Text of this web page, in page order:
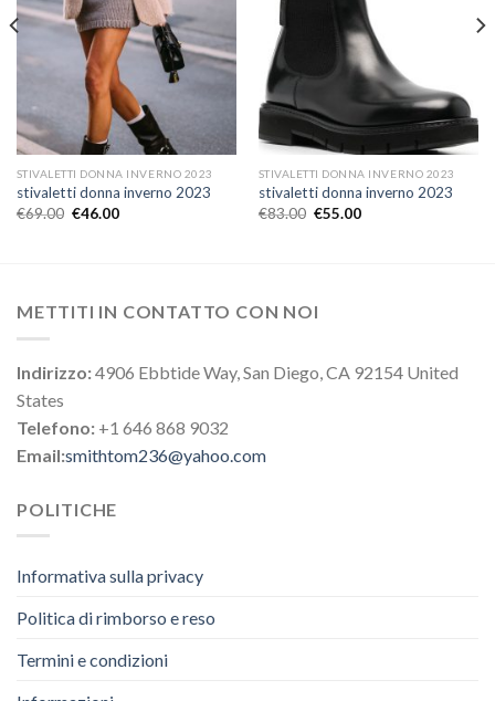
STIVALETTI DONNA INVERNO 2023
stivaletti donna inverno 2023
€69.00 €46.00
STIVALETTI DONNA INVERNO 2023
stivaletti donna inverno 2023
€83.00 €55.00
METTITI IN CONTATTO CON NOI
Indirizzo:4906 Ebbtide Way, San Diego, CA 92154 United
States
Telefono: +1 646 868 9032
Email:smithtom236@yahoo.com
POLITICHE
Informativa sulla privacy
Politica di rimborso e reso
Termini e condizioni